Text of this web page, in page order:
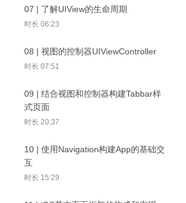
04 | 使用Xcode创建第一个工程
时长 08:08
07 | 了解UIView的生命周期
时长 06:23
08 | 视图的控制器UIViewController
时长 07:51
09 | 结合视图和控制器构建Tabbar样
式页面
时长 20:37
10 | 使用Navigation构建App的基础交
互
时长 15:29
及Delgate实现简单的
页面加载
KVO并展示页面加载进
度